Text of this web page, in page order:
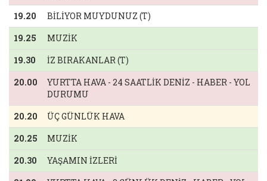
19.20
BİLİYOR MUYDUNUZ (T)
19.25
MUZİK
19.30
İZ BIRAKANLAR (T)
20.00
YURTTA HAVA - 24 SAATLİK DENİZ - HABER - YOL
DURUMU
20.20
ÜÇ GÜNLÜK HAVA
20.25
MUZİK
20.30
YAŞAMIN İZLERİ